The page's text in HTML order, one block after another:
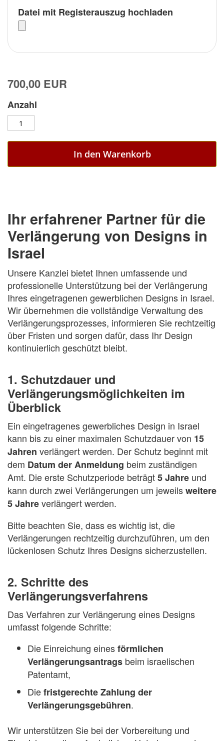
Datei mit Registerauszug hochladen
700,00 EUR
Anzahl
In den Warenkorb
Ihr erfahrener Partner für die
Verlängerung von Designs in
Israel
Unsere Kanzlei bietet Ihnen umfassende und
professionelle Unterstützung bei der Verlängerung
Ihres eingetragenen gewerblichen Designs in Israel.
Wir übernehmen die vollständige Verwaltung des
Verlängerungsprozesses, informieren Sie rechtzeitig
über Fristen und sorgen dafür, dass Ihr Design
kontinuierlich geschützt bleibt.
1. Schutzdauer und
Verlängerungsmöglichkeiten im
Überblick
Ein eingetragenes gewerbliches Design in Israel
kann bis zu einer maximalen Schutzdauer von 15
Jahren verlängert werden. Der Schutz beginnt mit
dem Datum der Anmeldung beim zuständigen
Amt. Die erste Schutzperiode beträgt5 Jahre und
kann durch zwei Verlängerungen um jeweilsweitere
5 Jahreverlängert werden.
Bitte beachten Sie, dass es wichtig ist, die
Verlängerungen rechtzeitig durchzuführen, um den
lückenlosen Schutz Ihres Designs sicherzustellen.
2. Schritte des
Verlängerungsverfahrens
Das Verfahren zur Verlängerung eines Designs
umfasst folgende Schritte:
Die Einreichung einesförmlichen
Verlängerungsantrags beim israelischen
Patentamt,
Diefristgerechte Zahlung der
Verlängerungsgebühren.
Wir unterstützen Sie bei der Vorbereitung und